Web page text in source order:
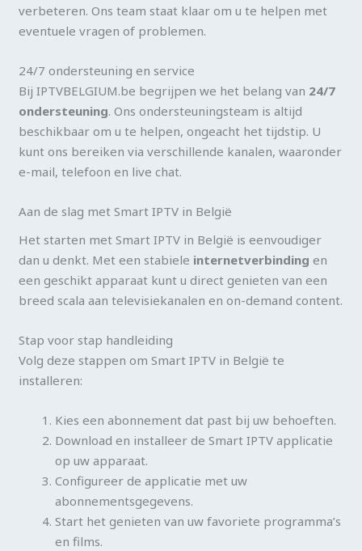
verbeteren. Ons team staat klaar om u te helpen met
eventuele vragen of problemen.
24/7 ondersteuning en service
Bij IPTVBELGIUM.be begrijpen we het belang van 24/7
ondersteuning. Ons ondersteuningsteam is altijd
beschikbaar om u te helpen, ongeacht het tijdstip. U
kunt ons bereiken via verschillende kanalen, waaronder
e-mail, telefoon en live chat.
Aan de slag met Smart IPTV in België
Het starten met Smart IPTV in België is eenvoudiger
dan u denkt. Met een stabiele internetverbinding en
een geschikt apparaat kunt u direct genieten van een
breed scala aan televisiekanalen en on-demand content.
Stap voor stap handleiding
Volg deze stappen om Smart IPTV in België te
installeren:
Kies een abonnement dat past bij uw behoeften.
Download en installeer de Smart IPTV applicatie
op uw apparaat.
Configureer de applicatie met uw
abonnementsgegevens.
Start het genieten van uw favoriete programma’s
en films.